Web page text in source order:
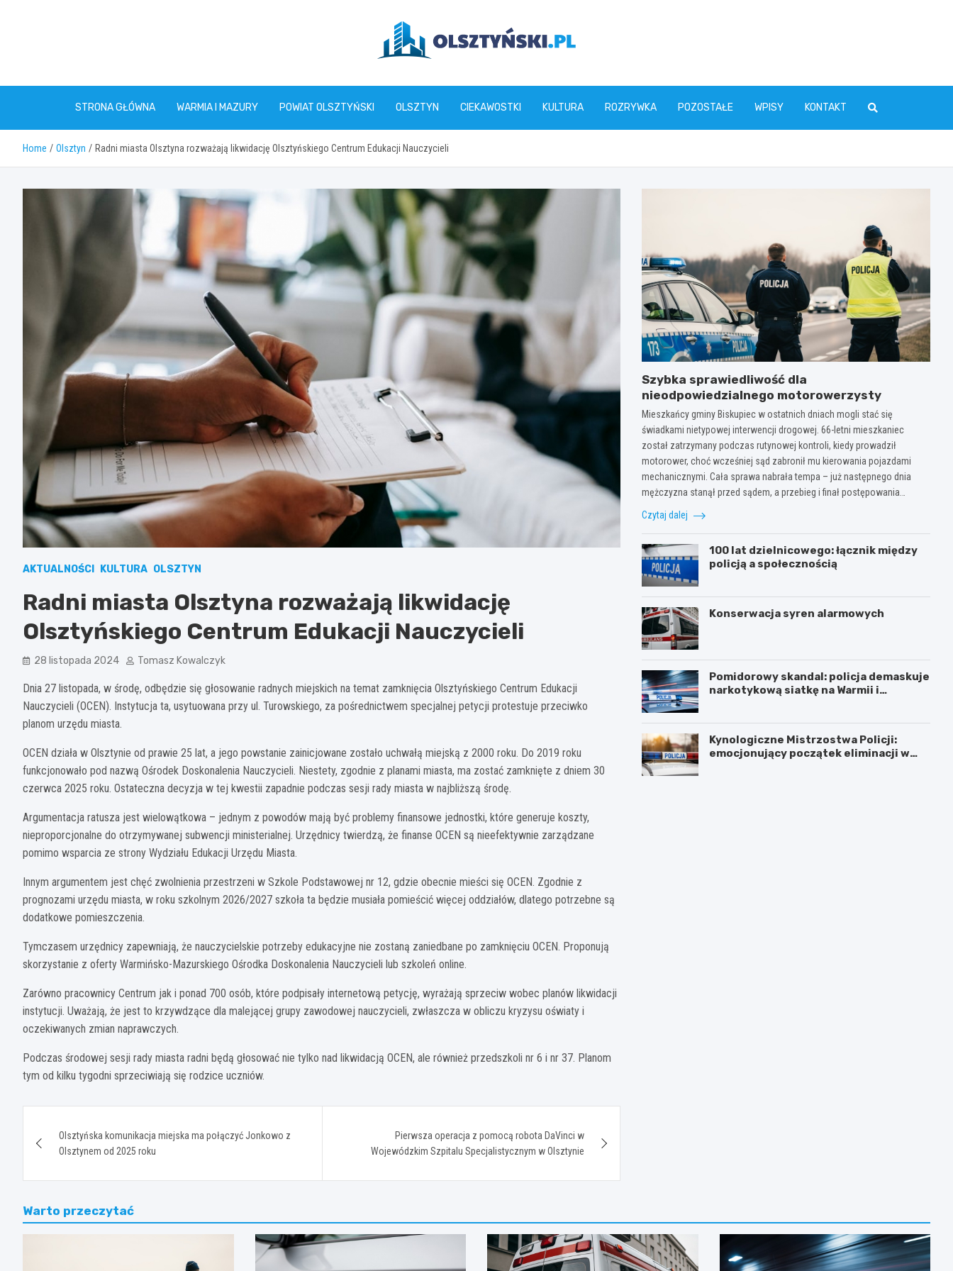
olsztynski.pl
STRONA GŁÓWNA WARMIA I MAZURY POWIAT OLSZTYŃSKI OLSZTYN CIEKAWOSTKI KULTURA ROZRYWKA POZOSTAŁE WPISY KONTAKT
Home Olsztyn Radni miasta Olsztyna rozważają likwidację Olsztyńskiego Centrum Edukacji Nauczycieli
AKTUALNOŚCI KULTURA OLSZTYN
Radni miasta Olsztyna rozważają likwidację
Olsztyńskiego Centrum Edukacji Nauczycieli
28 listopada 2024 Tomasz Kowalczyk
Dnia 27 listopada, w środę, odbędzie się głosowanie radnych miejskich na temat zamknięcia Olsztyńskiego Centrum Edukacji
Nauczycieli (OCEN). Instytucja ta, usytuowana przy ul. Turowskiego, za pośrednictwem specjalnej petycji protestuje przeciwko
planom urzędu miasta.
OCEN działa w Olsztynie od prawie 25 lat, a jego powstanie zainicjowane zostało uchwałą miejską z 2000 roku. Do 2019 roku
funkcjonowało pod nazwą Ośrodek Doskonalenia Nauczycieli. Niestety, zgodnie z planami miasta, ma zostać zamknięte z dniem 30
czerwca 2025 roku. Ostateczna decyzja w tej kwestii zapadnie podczas sesji rady miasta w najbliższą środę.
Argumentacja ratusza jest wielowątkowa – jednym z powodów mają być problemy finansowe jednostki, które generuje koszty,
nieproporcjonalne do otrzymywanej subwencji ministerialnej. Urzędnicy twierdzą, że finanse OCEN są nieefektywnie zarządzane
pomimo wsparcia ze strony Wydziału Edukacji Urzędu Miasta.
Innym argumentem jest chęć zwolnienia przestrzeni w Szkole Podstawowej nr 12, gdzie obecnie mieści się OCEN. Zgodnie z
prognozami urzędu miasta, w roku szkolnym 2026/2027 szkoła ta będzie musiała pomieścić więcej oddziałów, dlatego potrzebne są
dodatkowe pomieszczenia.
Tymczasem urzędnicy zapewniają, że nauczycielskie potrzeby edukacyjne nie zostaną zaniedbane po zamknięciu OCEN. Proponują
skorzystanie z oferty Warmińsko-Mazurskiego Ośrodka Doskonalenia Nauczycieli lub szkoleń online.
Zarówno pracownicy Centrum jak i ponad 700 osób, które podpisały internetową petycję, wyrażają sprzeciw wobec planów likwidacji
instytucji. Uważają, że jest to krzywdzące dla malejącej grupy zawodowej nauczycieli, zwłaszcza w obliczu kryzysu oświaty i
oczekiwanych zmian naprawczych.
Podczas środowej sesji rady miasta radni będą głosować nie tylko nad likwidacją OCEN, ale również przedszkoli nr 6 i nr 37. Planom
tym od kilku tygodni sprzeciwiają się rodzice uczniów.
wpisu
Olsztyńska komunikacja miejska ma połączyć Jonkowo z
Olsztynem od 2025 roku
Pierwsza operacja z pomocą robota DaVinci w
Wojewódzkim Szpitalu Specjalistycznym w Olsztynie
Szybka sprawiedliwość dla
nieodpowiedzialnego motorowerzysty
Mieszkańcy gminy Biskupiec w ostatnich dniach mogli stać się
świadkami nietypowej interwencji drogowej. 66-letni mieszkaniec
został zatrzymany podczas rutynowej kontroli, kiedy prowadził
motorower, choć wcześniej sąd zabronił mu kierowania pojazdami
mechanicznymi. Cała sprawa nabrała tempa – już następnego dnia
mężczyzna stanął przed sądem, a przebieg i finał postępowania…
Czytaj dalej
100 lat dzielnicowego: łącznik między
policją a społecznością
Konserwacja syren alarmowych
Pomidorowy skandal: policja demaskuje
narkotykową siatkę na Warmii i
Kynologiczne Mistrzostwa Policji:
emocjonujący początek eliminacji w
Warto przeczytać